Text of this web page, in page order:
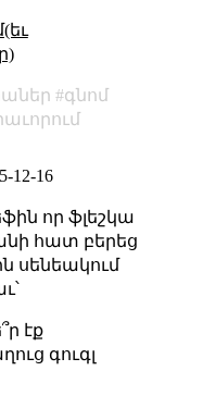
գնոմ
12-16
որ ֆլեշկա
հատ բերեց
սենեակում
էք
գուգլ